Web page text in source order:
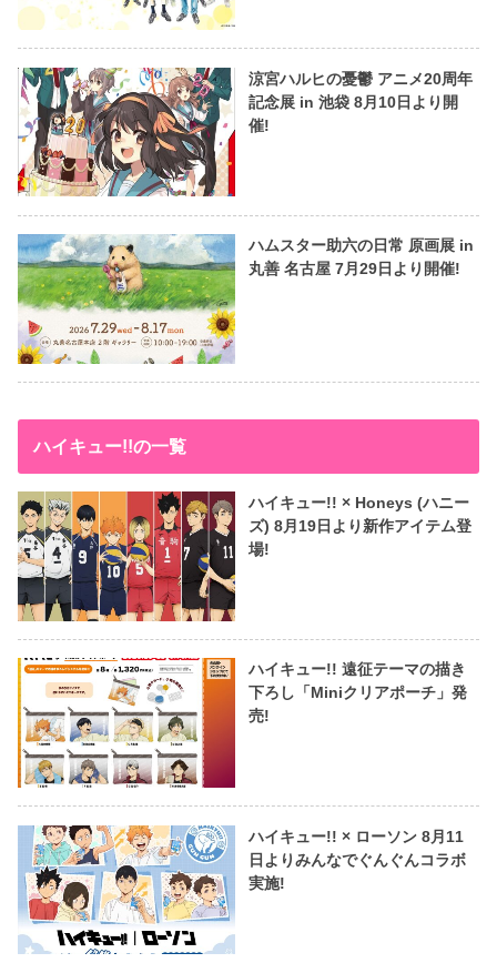
涼宮ハルヒの憂鬱 アニメ20周年
記念展 in 池袋 8月10日より開
催!
ハムスター助六の日常 原画展 in
丸善 名古屋 7月29日より開催!
ハイキュー!!の一覧
ハイキュー!! × Honeys (ハニー
ズ) 8月19日より新作アイテム登
場!
ハイキュー!! 遠征テーマの描き
下ろし「Miniクリアポーチ」発
売!
ハイキュー!! × ローソン 8月11
日よりみんなでぐんぐんコラボ
実施!